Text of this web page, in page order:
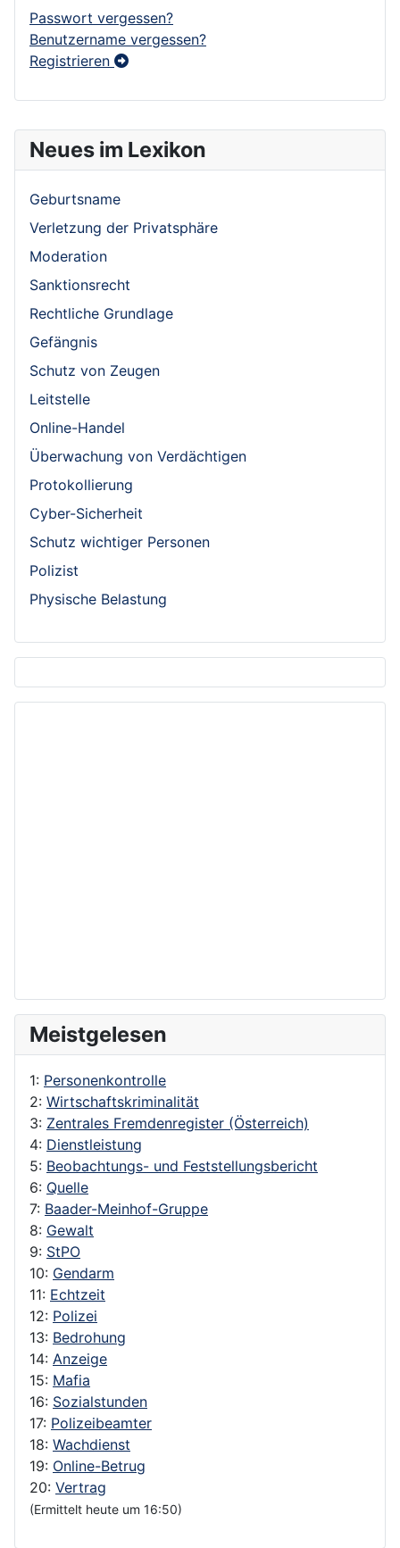
Neues im Lexikon
Geburtsname
Verletzung der Privatsphäre
Moderation
Sanktionsrecht
Rechtliche Grundlage
Gefängnis
Schutz von Zeugen
Leitstelle
Online-Handel
Überwachung von Verdächtigen
Protokollierung
Cyber-Sicherheit
Schutz wichtiger Personen
Polizist
Physische Belastung
Meistgelesen
1: Personenkontrolle
2: Wirtschaftskriminalität
3: Zentrales Fremdenregister (Österreich)
4: Dienstleistung
5: Beobachtungs- und Feststellungsbericht
6: Quelle
7: Baader-Meinhof-Gruppe
8: Gewalt
9: StPO
10: Gendarm
11: Echtzeit
12: Polizei
13: Bedrohung
14: Anzeige
15: Mafia
16: Sozialstunden
17: Polizeibeamter
18: Wachdienst
19: Online-Betrug
20: Vertrag
(Ermittelt heute um 16:50)
Passwort vergessen?
Benutzername vergessen?
Registrieren